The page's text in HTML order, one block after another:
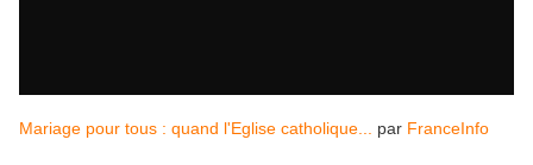
Mariage pour tous : quand l'Eglise catholique... par FranceInfo